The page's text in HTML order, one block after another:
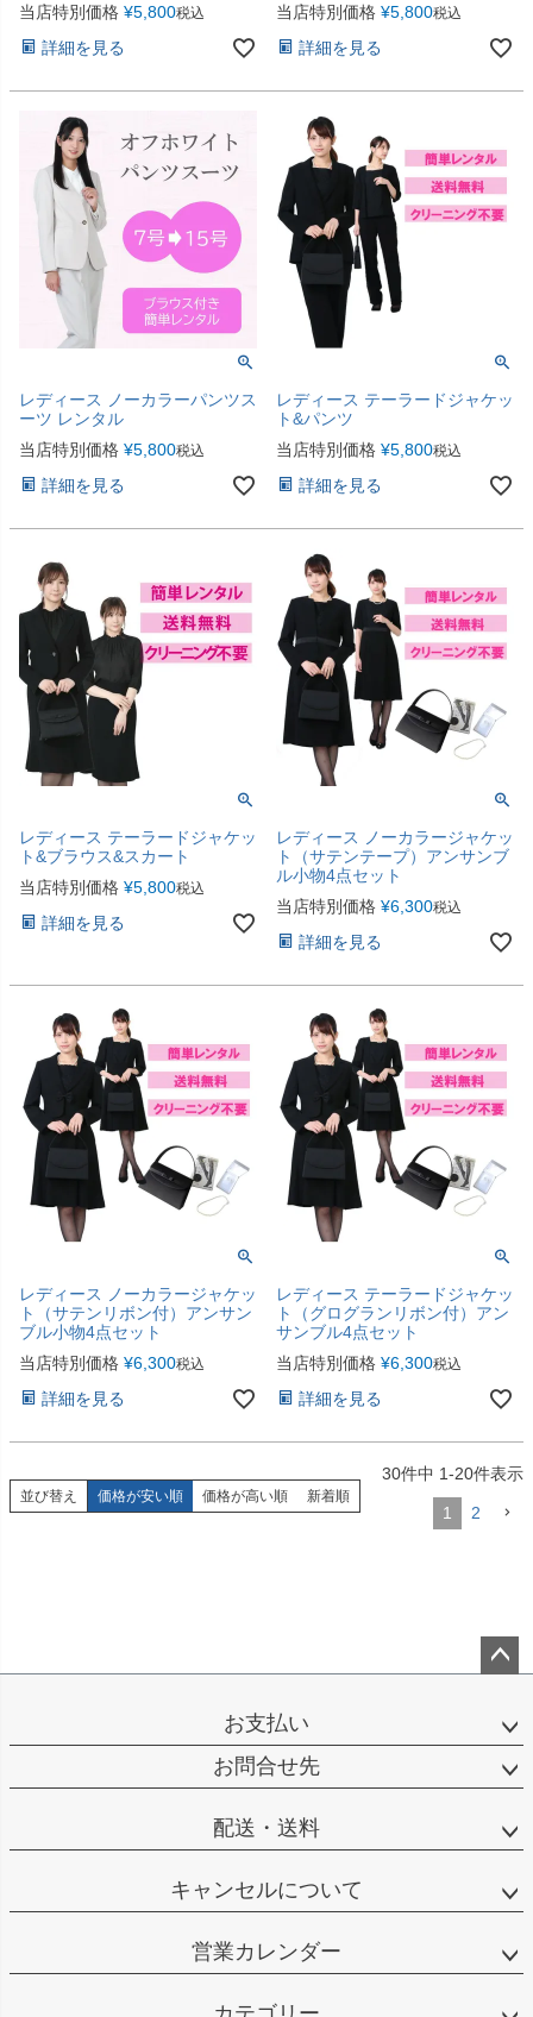
当店特別価格 ¥5,800税込
詳細を見る
当店特別価格 ¥5,800税込
詳細を見る
レディース ノーカラーパンツス
ーツ レンタル
当店特別価格 ¥5,800税込
詳細を見る
レディース テーラードジャケッ
ト&パンツ
当店特別価格 ¥5,800税込
詳細を見る
レディース テーラードジャケッ
ト&ブラウス&スカート
当店特別価格 ¥5,800税込
詳細を見る
レディース ノーカラージャケッ
ト（サテンテープ）アンサンブ
ル小物4点セット
当店特別価格 ¥6,300税込
詳細を見る
レディース ノーカラージャケッ
ト（サテンリボン付）アンサン
ブル小物4点セット
当店特別価格 ¥6,300税込
詳細を見る
レディース テーラードジャケッ
ト（グログランリボン付）アン
サンブル4点セット
当店特別価格 ¥6,300税込
詳細を見る
並び替え 価格が安い順 価格が高い順 新着順
30件中 1-20件表示
1 2
ップ
お支払い
お問合せ先
配送・送料
キャンセルについて
営業カレンダー